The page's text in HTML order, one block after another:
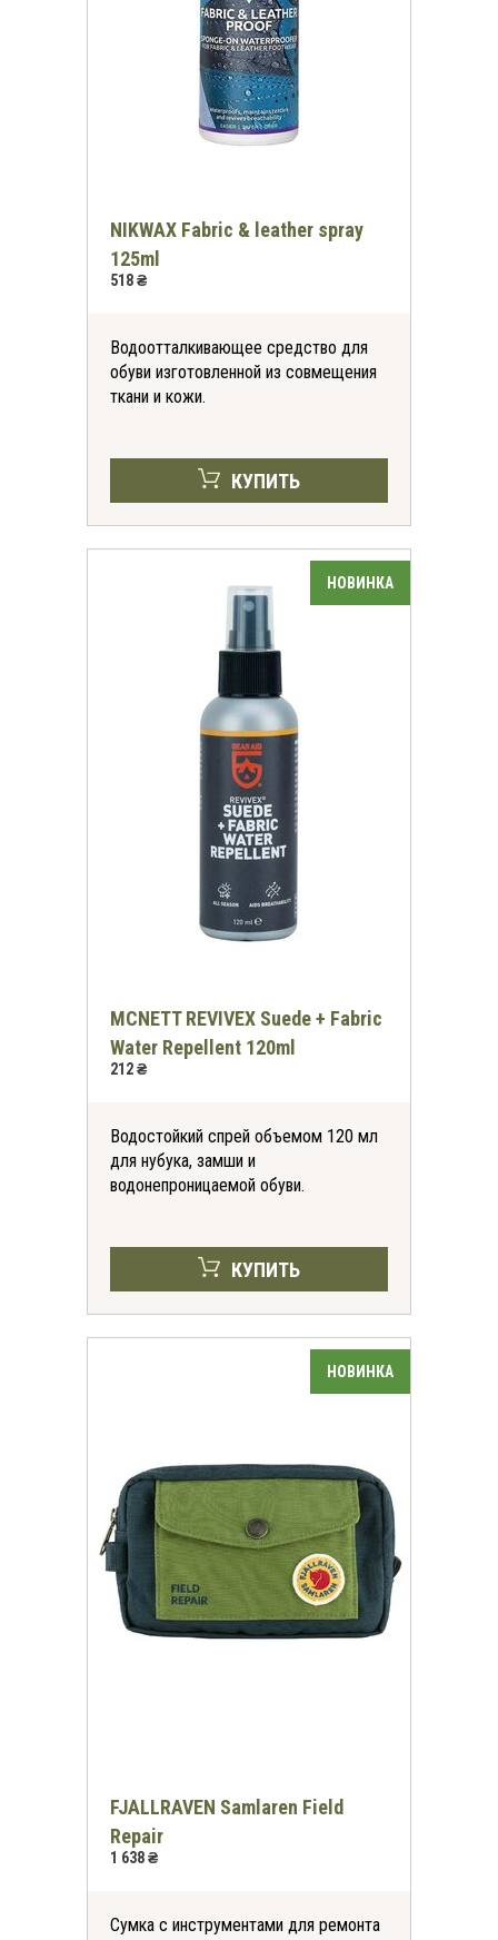
NIKWAX Fabric & leather spray
125ml
518 ₴
Водоотталкивающее средство для
обуви изготовленной из совмещения
ткани и кожи.
КУПИТЬ
MCNETT REVIVEX Suede + Fabric
Water Repellent 120ml
212 ₴
Водостойкий спрей объемом 120 мл
для нубука, замши и
водонепроницаемой обуви.
КУПИТЬ
FJALLRAVEN Samlaren Field
Repair
1 638 ₴
Сумка с инструментами для ремонта